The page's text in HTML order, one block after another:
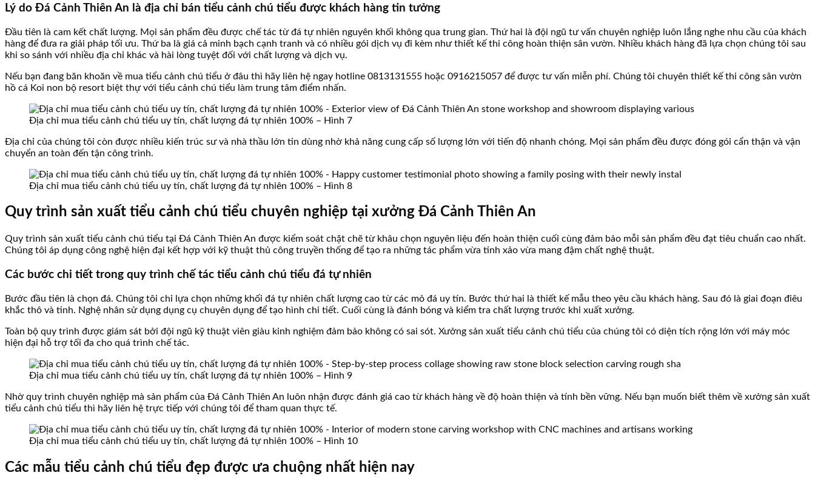
Lý do Đá Cảnh Thiên An là địa chỉ bán tiểu cảnh chú tiểu được khách hàng tin tưởng
Đầu tiên là cam kết chất lượng. Mọi sản phẩm đều được chế tác từ đá tự nhiên nguyên khối không qua trung gian. Thứ hai là đội ngũ tư vấn chuyên nghiệp luôn lắng nghe nhu cầu của khách
hàng để đưa ra giải pháp tối ưu. Thứ ba là giá cả minh bạch cạnh tranh và có nhiều gói dịch vụ đi kèm như thiết kế thi công hoàn thiện sân vườn. Nhiều khách hàng đã lựa chọn chúng tôi sau
khi so sánh với nhiều địa chỉ khác và hài lòng tuyệt đối với chất lượng và dịch vụ.
Nếu bạn đang băn khoăn về mua tiểu cảnh chú tiểu ở đâu thì hãy liên hệ ngay hotline 0813131555 hoặc 0916215057 để được tư vấn miễn phí. Chúng tôi chuyên thiết kế thi công sân vườn
hồ cá Koi non bộ resort biệt thự với tiểu cảnh chú tiểu làm trung tâm điểm nhấn.
Địa chỉ mua tiểu cảnh chú tiểu uy tín, chất lượng đá tự nhiên 100% – Hình 7
Địa chỉ của chúng tôi còn được nhiều kiến trúc sư và nhà thầu lớn tin dùng nhờ khả năng cung cấp số lượng lớn với tiến độ nhanh chóng. Mọi sản phẩm đều được đóng gói cẩn thận và vận
chuyển an toàn đến tận công trình.
Địa chỉ mua tiểu cảnh chú tiểu uy tín, chất lượng đá tự nhiên 100% – Hình 8
Quy trình sản xuất tiểu cảnh chú tiểu chuyên nghiệp tại xưởng Đá Cảnh Thiên An
Quy trình sản xuất tiểu cảnh chú tiểu tại Đá Cảnh Thiên An được kiểm soát chặt chẽ từ khâu chọn nguyên liệu đến hoàn thiện cuối cùng đảm bảo mỗi sản phẩm đều đạt tiêu chuẩn cao nhất.
Chúng tôi áp dụng công nghệ hiện đại kết hợp với kỹ thuật thủ công truyền thống để tạo ra những tác phẩm vừa tinh xảo vừa mang đậm chất nghệ thuật.
Các bước chi tiết trong quy trình chế tác tiểu cảnh chú tiểu đá tự nhiên
Bước đầu tiên là chọn đá. Chúng tôi chỉ lựa chọn những khối đá tự nhiên chất lượng cao từ các mỏ đá uy tín. Bước thứ hai là thiết kế mẫu theo yêu cầu khách hàng. Sau đó là giai đoạn điêu
khắc thô và tinh. Nghệ nhân sử dụng dụng cụ chuyên dụng để tạo hình chi tiết. Cuối cùng là đánh bóng và kiểm tra chất lượng trước khi xuất xưởng.
Toàn bộ quy trình được giám sát bởi đội ngũ kỹ thuật viên giàu kinh nghiệm đảm bảo không có sai sót. Xưởng sản xuất tiểu cảnh chú tiểu của chúng tôi có diện tích rộng lớn với máy móc
hiện đại hỗ trợ tối đa cho quá trình chế tác.
Địa chỉ mua tiểu cảnh chú tiểu uy tín, chất lượng đá tự nhiên 100% – Hình 9
Nhờ quy trình chuyên nghiệp mà sản phẩm của Đá Cảnh Thiên An luôn nhận được đánh giá cao từ khách hàng về độ hoàn thiện và tính bền vững. Nếu bạn muốn biết thêm về xưởng sản xuất
tiểu cảnh chú tiểu thì hãy liên hệ trực tiếp với chúng tôi để tham quan thực tế.
Địa chỉ mua tiểu cảnh chú tiểu uy tín, chất lượng đá tự nhiên 100% – Hình 10
Các mẫu tiểu cảnh chú tiểu đẹp được ưa chuộng nhất hiện nay